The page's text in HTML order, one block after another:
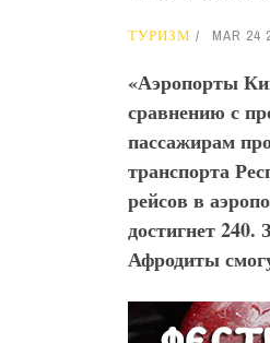
ТУРИЗМ MAR 24
«Аэропорты
сравнению с
пассажирам
транспорта
рейсов в
достигнет 240.
Афродиты